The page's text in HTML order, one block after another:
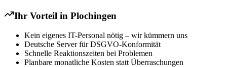
Ihr Vorteil in Plochingen
Kein eigenes IT-Personal nötig – wir kümmern uns
Deutsche Server für DSGVO-Konformität
Schnelle Reaktionszeiten bei Problemen
Planbare monatliche Kosten statt Überraschungen